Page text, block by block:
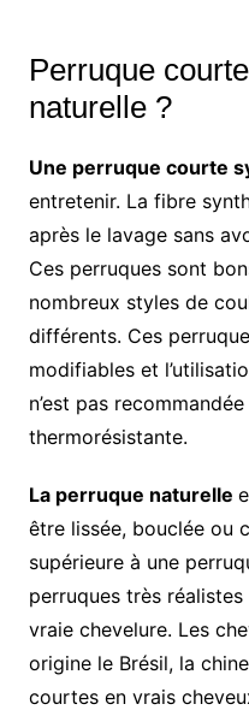
Perruque
naturelle ?
Une perruque courte
entretenir. La fibre
après le lavage sans
Ces perruques sont
nombreux styles de
différents. Ces
modifiables et
n’est pas
thermorésistante.
La perruque naturelle
être lissée, bouclée ou
supérieure à une
perruques très réalistes
vraie chevelure. Les
origine le Brésil, la
courtes en vrais